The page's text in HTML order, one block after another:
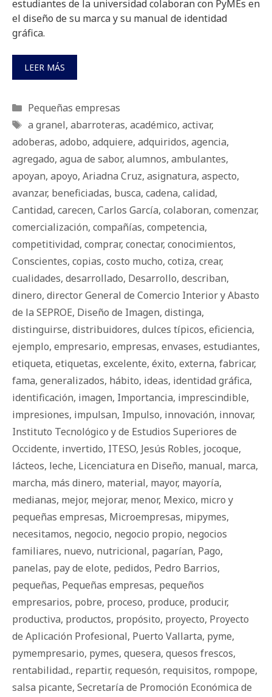
estudiantes de la universidad colaboran con PyMEs en
el diseño de su marca y su manual de identidad
gráfica.
LEER MÁS
Categorías
Pequeñas empresas
Etiquetas
a granel, abarroteras, académico, activar,
adoberas, adobo, adquiere, adquiridos, agencia,
agregado, agua de sabor, alumnos, ambulantes,
apoyan, apoyo, Ariadna Cruz, asignatura, aspecto,
avanzar, beneficiadas, busca, cadena, calidad,
Cantidad, carecen, Carlos García, colaboran, comenzar,
comercialización, compañías, competencia,
competitividad, comprar, conectar, conocimientos,
Conscientes, copias, costo mucho, cotiza, crear,
cualidades, desarrollado, Desarrollo, describan,
dinero, director General de Comercio Interior y Abasto
de la SEPROE, Diseño de Imagen, distinga,
distinguirse, distribuidores, dulces típicos, eficiencia,
ejemplo, empresario, empresas, envases, estudiantes,
etiqueta, etiquetas, excelente, éxito, externa, fabricar,
fama, generalizados, hábito, ideas, identidad gráfica,
identificación, imagen, Importancia, imprescindible,
impresiones, impulsan, Impulso, innovación, innovar,
Instituto Tecnológico y de Estudios Superiores de
Occidente, invertido, ITESO, Jesús Robles, jocoque,
lácteos, leche, Licenciatura en Diseño, manual, marca,
marcha, más dinero, material, mayor, mayoría,
medianas, mejor, mejorar, menor, Mexico, micro y
pequeñas empresas, Microempresas, mipymes,
necesitamos, negocio, negocio propio, negocios
familiares, nuevo, nutricional, pagarían, Pago,
panelas, pay de elote, pedidos, Pedro Barrios,
pequeñas, Pequeñas empresas, pequeños
empresarios, pobre, proceso, produce, producir,
productiva, productos, propósito, proyecto, Proyecto
de Aplicación Profesional, Puerto Vallarta, pyme,
pymempresario, pymes, quesera, quesos frescos,
rentabilidad., repartir, requesón, requisitos, rompope,
salsa picante, Secretaría de Promoción Económica de